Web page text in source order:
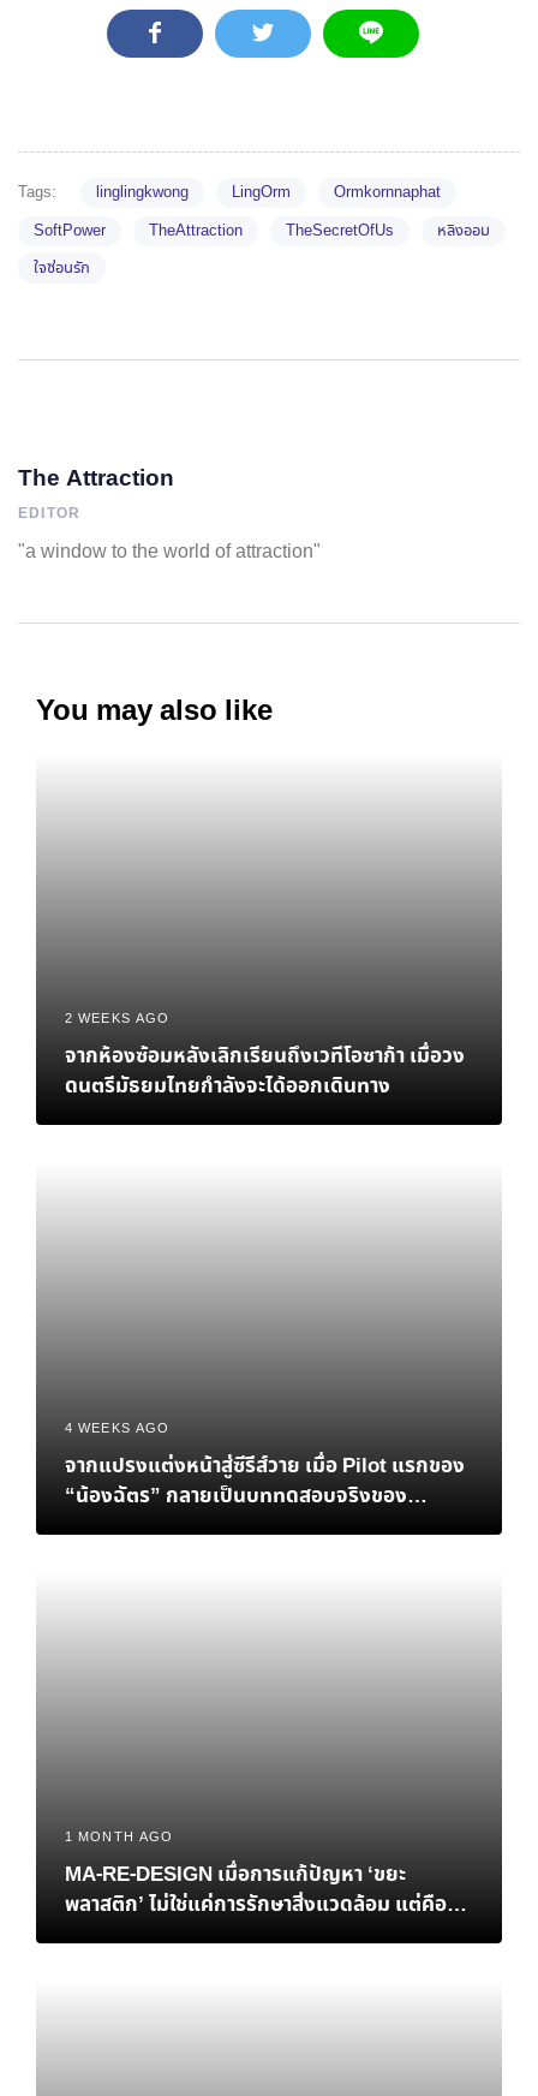
Tags: linglingkwong LingOrm
Ormkornnaphat
SoftPower
TheAttraction TheSecretOfUs
หลิงออม​
ใจซ่อนรัก
The Attraction
EDITOR
"a window to the world of attraction"
You may also like
2 WEEKS AGO
จากห้องซ้อมหลังเลิกเรียนถึงเวทีโอซาก้า เมื่อวง
ดนตรีมัธยมไทยกำลังจะได้ออกเดินทาง
4 WEEKS AGO
จากแปรงแต่งหน้าสู่ซีรีส์วาย เมื่อ Pilot แรกของ
“น้องฉัตร” กลายเป็นบททดสอบจริงของ
1 MONTH AGO
MA-RE-DESIGN เมื่อการแก้ปัญหา ‘ขยะ
พลาสติก’ ไม่ใช่แค่การรักษาสิ่งแวดล้อม แต่คือ